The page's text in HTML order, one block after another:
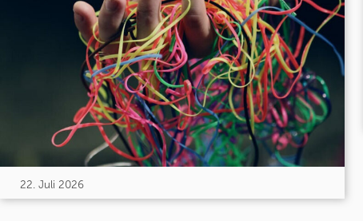
22. Juli 2026